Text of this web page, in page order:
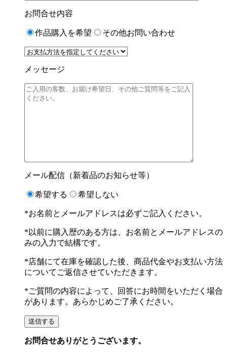
お問合せ内容
作品購入を希望 その他お問い合わせ
メッセージ
メール配信（新着品のお知らせ等）
希望する 希望しない
*お名前とメールアドレスは必ずご記入ください。
*以前に購入歴のある方は、お名前とメールアドレスの
みの入力で結構です。
*店舗にて在庫を確認した後、商品代金やお支払い方法
についてご返信させていただきます。
*ご質問の内容によって、回答にお時間をいただく場合
があります。あらかじめご了承ください。
お問合せありがとうございます。